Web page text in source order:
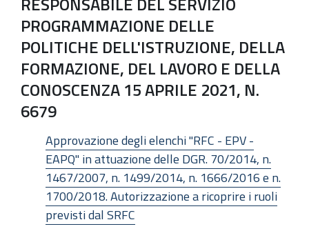
PROGRAMMAZIONE DELLE
POLITICHE DELL'ISTRUZIONE, DELLA
FORMAZIONE, DEL LAVORO E DELLA
CONOSCENZA 15 APRILE 2021, N.
6679
Approvazione degli elenchi "RFC - EPV -
EAPQ" in attuazione delle DGR. 70/2014, n.
1467/2007, n. 1499/2014, n. 1666/2016 e n.
1700/2018. Autorizzazione a ricoprire i ruoli
previsti dal SRFC